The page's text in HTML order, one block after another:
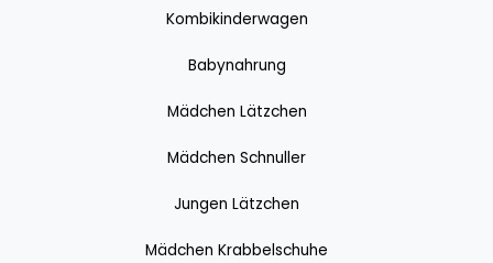
Kombikinderwagen
Babynahrung
Mädchen Lätzchen
Mädchen Schnuller
Jungen Lätzchen
Mädchen Krabbelschuhe